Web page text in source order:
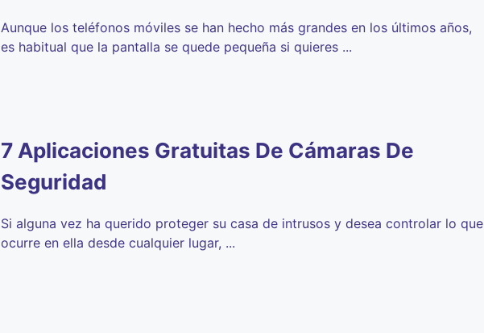
Aunque los teléfonos móviles se han hecho más grandes en los últimos años,
es habitual que la pantalla se quede pequeña si quieres ...
7 Aplicaciones Gratuitas De Cámaras De
Seguridad
Si alguna vez ha querido proteger su casa de intrusos y desea controlar lo que
ocurre en ella desde cualquier lugar, ...